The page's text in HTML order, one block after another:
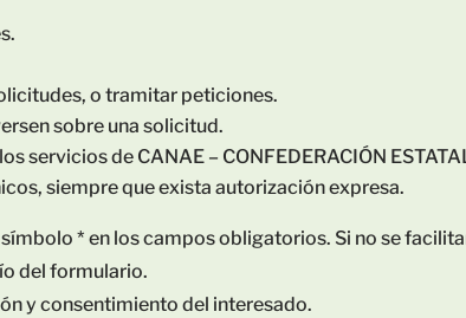
o tramitar peticiones.
sobre una solicitud.
servicios de CANAE – CONFEDERACIÓN
siempre que exista autorización expresa.
* en los campos obligatorios. Si no se
del formulario.
y consentimiento del interesado.